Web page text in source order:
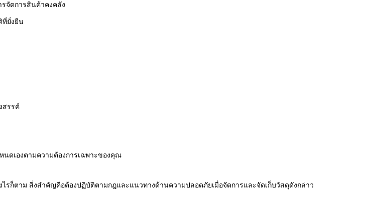
จัดการสินค้าคงคลัง
ที่ยั่งยืน
สรรค์
นดเองตามความต้องการเฉพาะของคุณ
รก็ตาม สิ่งสำคัญคือต้องปฏิบัติตามกฎและแนวทางด้านความปลอดภัยเมื่อจัดการและจัดเก็บวัสดุดังกล่าว